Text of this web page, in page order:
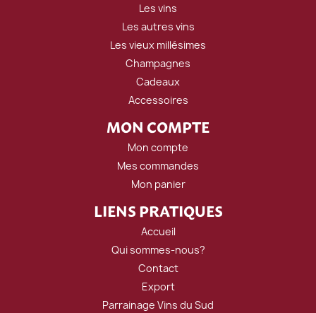
Les vins
Les autres vins
Les vieux millésimes
Champagnes
Cadeaux
Accessoires
MON COMPTE
Mon compte
Mes commandes
Mon panier
LIENS PRATIQUES
Accueil
Qui sommes-nous?
Contact
Export
Parrainage Vins du Sud